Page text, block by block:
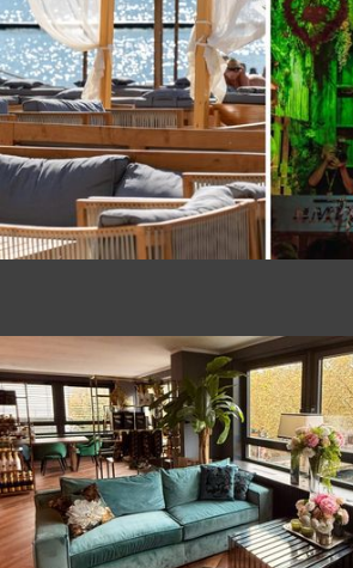
EXKLUSIVE
Markant vereint
Entdecke unsere Labels Monkey's
Chupito.